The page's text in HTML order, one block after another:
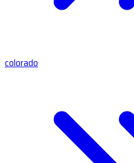
colorado